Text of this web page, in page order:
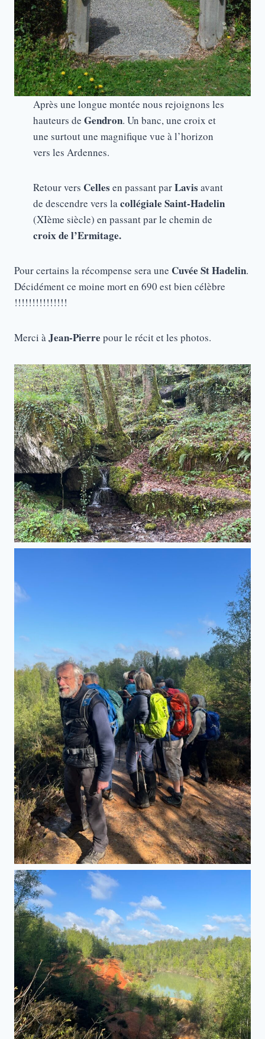
Après une longue montée nous rejoignons les
hauteurs de Gendron. Un banc, une croix et
une surtout une magnifique vue à l’horizon
vers les Ardennes.
Retour vers Celles en passant parLavis avant
de descendre vers lacollégiale Saint-Hadelin
(XIème siècle) en passant par le chemin de
croix de l’Ermitage.
Pour certains la récompense sera une Cuvée St Hadelin.
Décidément ce moine mort en 690 est bien célèbre
!!!!!!!!!!!!!!!
Merci àJean-Pierre pour le récit et les photos.